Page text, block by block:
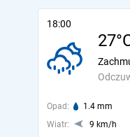
18:00
Opad: 1.4 mm
Wiatr:
9 km/h